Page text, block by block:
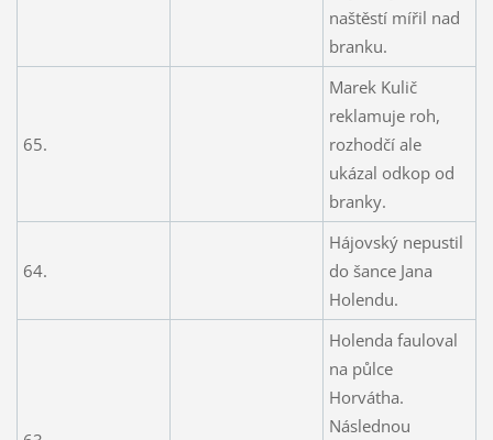
naštěstí mířil nad
branku.
65.
Marek Kulič
reklamuje roh,
rozhodčí ale
ukázal odkop od
branky.
64.
Hájovský nepustil
do šance Jana
Holendu.
Holenda fauloval
na půlce
Horvátha.
Následnou